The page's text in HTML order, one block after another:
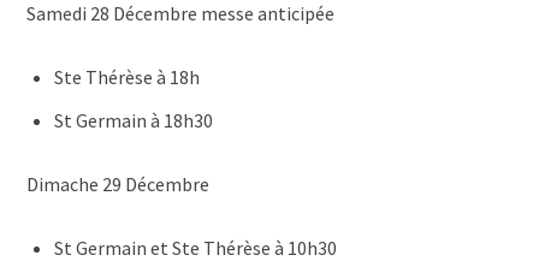
Samedi 28 Décembre messe anticipée
Ste Thérèse à 18h
St Germain à 18h30
Dimache 29 Décembre
St Germain et Ste Thérèse à 10h30